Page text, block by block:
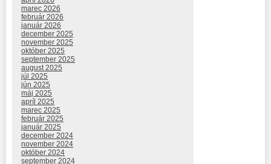
marec 2026
február 2026
január 2026
december 2025
november 2025
október 2025
september 2025
august 2025
júl 2025
jún 2025
máj 2025
apríl 2025
marec 2025
február 2025
január 2025
december 2024
november 2024
október 2024
september 2024